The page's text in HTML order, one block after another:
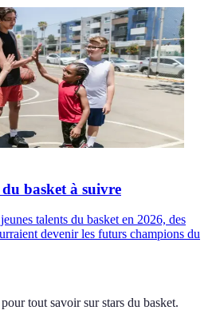
basket à suivre
talents du basket en 2026, des
devenir les futurs champions du
tout savoir sur stars du basket.